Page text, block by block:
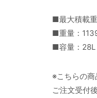
■最大積載
■重量：
■容量：28L
※こちらの
ご注文受付